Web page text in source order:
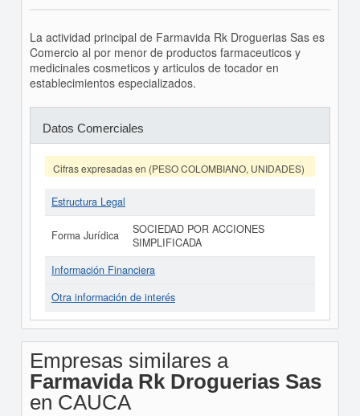
La actividad principal de Farmavida Rk Droguerias Sas es
Comercio al por menor de productos farmaceuticos y
medicinales cosmeticos y articulos de tocador en
establecimientos especializados.
Datos Comerciales
Cifras expresadas en (PESO COLOMBIANO, UNIDADES)
Estructura Legal
Forma Jurídica
SOCIEDAD POR ACCIONES
SIMPLIFICADA
Información Financiera
Otra información de interés
Empresas similares a
Farmavida Rk Droguerias Sas
en CAUCA